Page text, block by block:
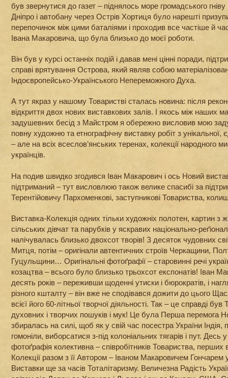
був звернутися до газет – піднялось море громадського гніву
Дніпро і автобану через Острів Хортиця було нарешті
перепочинок між цими баталіями і проходив все частіше й
Івана Макаровича, що була близько до моєї роботи.
Він був у курсі останніх подій і давав мені цінні поради,
справі врятування Острова, який являв собою
Індоєвропейсько-Українського Непереможного Духа.
А тут якраз у нашому Товаристві сталась новина: після
відкриття двох нових виставкових залів. І якось між наших
задушевних бесід з Майстром я обережно висловив мою
повну художню та етнографічну виставку робіт з унікальної,
– але на всіх всеслов’янських теренах, колекції народного
українців.
На подив швидко згодився Іван Макарович і ось Новий
підтриманий – тут висловлюю також велике спасибі за
Терентійовичу Пархоменкові, заступникові Товариства,
Виставка-Колекція одних тільки художніх полотен, картин з
сільських дівчат та парубків у яскравих національно-
налічувалась близько двохсот творів! З десяток чудовних
Митця, потім – оригінали автентичних строїв Черкащини,
Гуцульщини… Оригінальні фотоґрафії – старовинні речі
козацтва – всього було близько трьохсот експонатів! Іван
десять років – переживши щоденні утиски і бюрократів, i
різного кшталту – він вже не сподівався дожити до цього
всієї його 60-літньої творчої діяльності. Так – це справді
духовних і творчих пошуків і мук! Це була Перша перемога
збиралась на силі, щоб як у свій час посестра України Індія,
гомоніли, виборсатися з-під колоніальних тягарів і пут. Десь
фотоґрафія колективна – співробітників Товариства, перших
Колекції разом з її Автором – Іваном Макаровичем Гончарем
Виставки ще за часів Тоталітаризму. Величезна Радість